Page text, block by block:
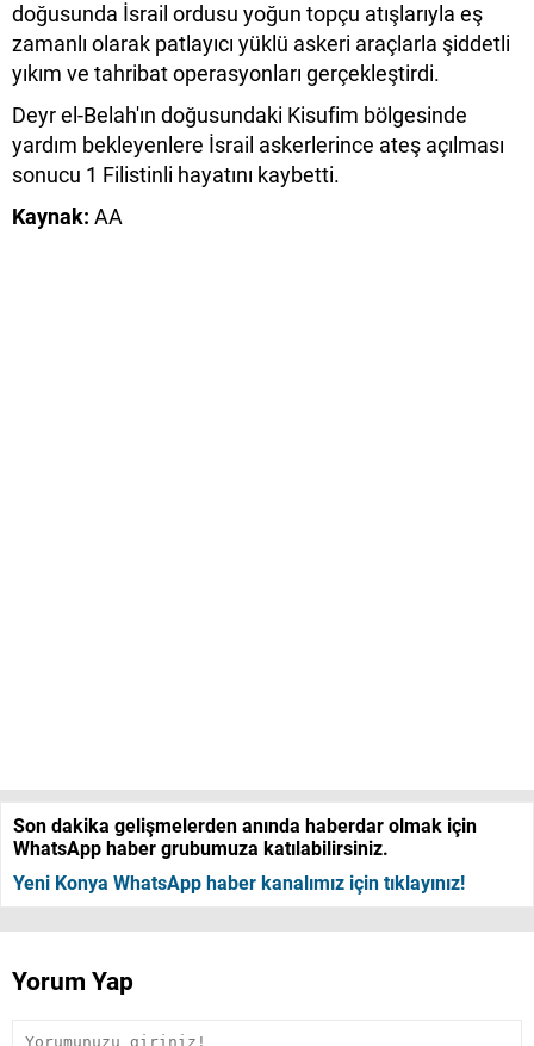
doğusunda İsrail ordusu yoğun topçu atışlarıyla eş
zamanlı olarak patlayıcı yüklü askeri araçlarla şiddetli
yıkım ve tahribat operasyonları gerçekleştirdi.
Deyr el-Belah'ın doğusundaki Kisufim bölgesinde
yardım bekleyenlere İsrail askerlerince ateş açılması
sonucu 1 Filistinli hayatını kaybetti.
Kaynak: AA
Son dakika gelişmelerden anında haberdar olmak için
WhatsApp haber grubumuza katılabilirsiniz.
Yeni Konya WhatsApp haber kanalımız için tıklayınız!
Yorum Yap